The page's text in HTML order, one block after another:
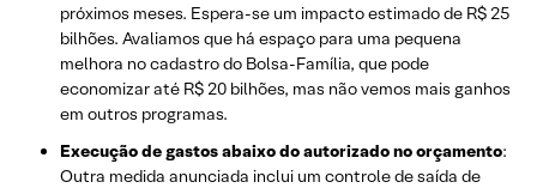
próximos meses. Espera-se um impacto estimado de R$ 25
bilhões. Avaliamos que há espaço para uma pequena
melhora no cadastro do Bolsa-Família, que pode
economizar até R$ 20 bilhões, mas não vemos mais ganhos
em outros programas.
Execução de gastos abaixo do autorizado no orçamento:
Outra medida anunciada inclui um controle de saída de